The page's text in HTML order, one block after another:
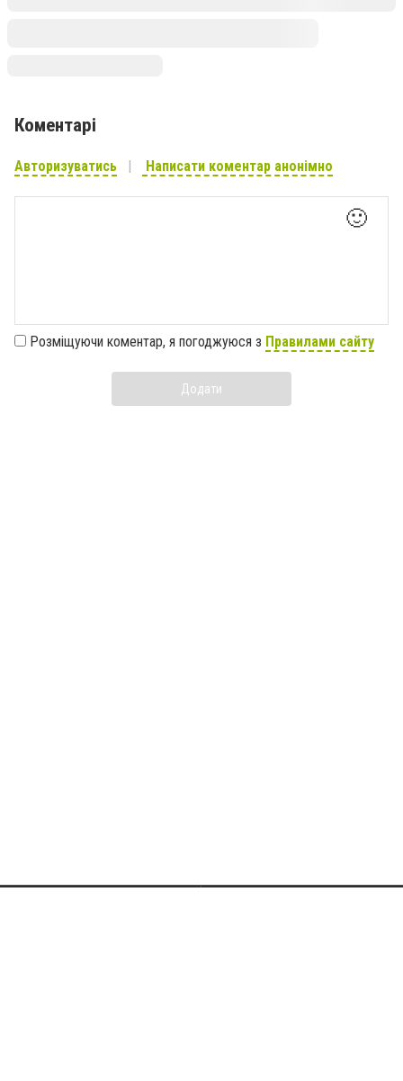
Коментарі
Авторизуватись Написати коментар анонімно
🙂
Розміщуючи коментар, я погоджуюся з Правилами сайту
Додати